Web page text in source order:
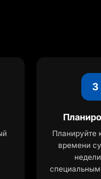
3
Планируйте
времени